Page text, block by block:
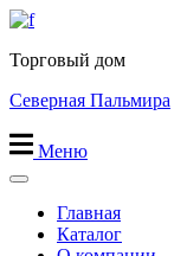
Перейти
содержимому
Торговый дом
Северная Пальмира
Меню
Главная
Каталог